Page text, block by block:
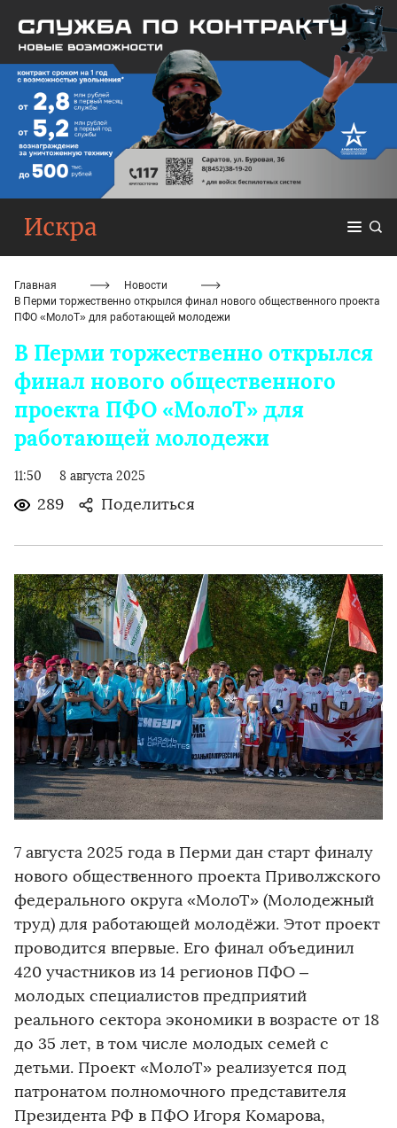
Главная
Новости
В Перми торжественно открылся финал нового общественного проекта
ПФО «МолоТ» для работающей молодежи
В Перми торжественно открылся
финал нового общественного
проекта ПФО «МолоТ» для
работающей молодежи
11:50 8 августа 2025
289 Поделиться
7 августа 2025 года в Перми дан старт финалу
нового общественного проекта Приволжского
федерального округа «МолоТ» (Молодежный
труд) для работающей молодёжи. Этот проект
проводится впервые. Его финал объединил
420 участников из 14 регионов ПФО –
молодых специалистов предприятий
реального сектора экономики в возрасте от 18
до 35 лет, в том числе молодых семей с
детьми. Проект «МолоТ» реализуется под
патронатом полномочного представителя
Президента РФ в ПФО Игоря Комарова,